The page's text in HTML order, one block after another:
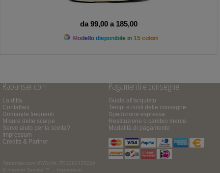
da 99,00 a 185,00
Modello disponibile in 15 colori
Rabanser.com
La ditta
Contattaci
Domande frequenti
Misure delle scarpe
Serve aiuto per la scelta?
Impressum
Credits & Partner
Rabanser.com
MWSt.Nr. IT01391430210
© Internet Service ™ -
Impressum
Pagamenti e consegne
Guida all'acquisto
Tempi e costi delle consegne
Spedizione espressa
Restituzione o cambio merce
Modalità di pagamento